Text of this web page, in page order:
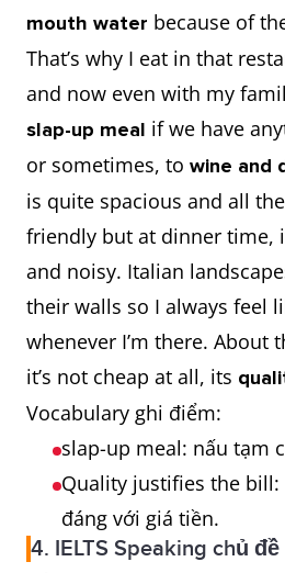
mouth water because of
That’s why I eat in that
and now even with my
slap-up meal if we have
or sometimes, to wine and
is quite spacious and all
friendly but at dinner time,
and noisy. Italian
their walls so I always feel
whenever I’m there. About
it’s not cheap at all, its
Vocabulary ghi điểm:
slap-up meal: nấu tạm
Quality justifies the
đáng với giá tiền.
4. IELTS Speaking chủ